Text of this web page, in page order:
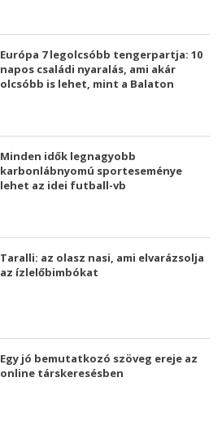
Európa 7 legolcsóbb tengerpartja: 10
napos családi nyaralás, ami akár
olcsóbb is lehet, mint a Balaton
Minden idők legnagyobb
karbonlábnyomú sporteseménye
lehet az idei futball-vb
Taralli: az olasz nasi, ami elvarázsolja
az ízlelőbimbókat
Egy jó bemutatkozó szöveg ereje az
online társkeresésben